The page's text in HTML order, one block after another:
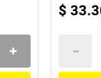
$ 33.